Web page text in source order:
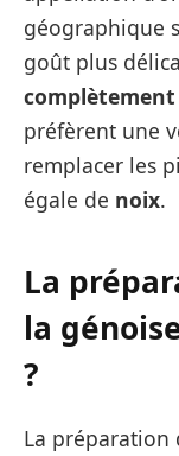
géographique
goût plus
complètement
préfèrent une
remplacer les
égale de noix.
La
la
?
La préparation